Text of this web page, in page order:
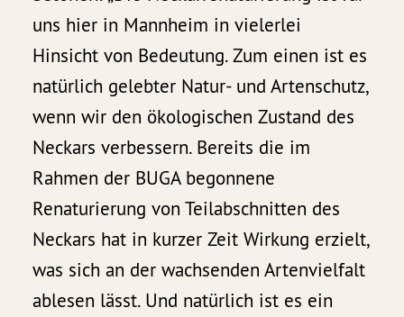
uns hier in Mannheim in vielerlei
Hinsicht von Bedeutung. Zum einen ist es
natürlich gelebter Natur- und Artenschutz,
wenn wir den ökologischen Zustand des
Neckars verbessern. Bereits die im
Rahmen der BUGA begonnene
Renaturierung von Teilabschnitten des
Neckars hat in kurzer Zeit Wirkung erzielt,
was sich an der wachsenden Artenvielfalt
ablesen lässt. Und natürlich ist es ein